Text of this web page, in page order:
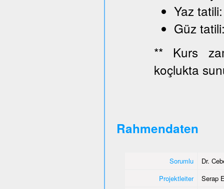
Yaz
Güz
** Kurs
koçlukta
Rahmendaten
Sorumlu
Dr.
Projektleiter
Serap